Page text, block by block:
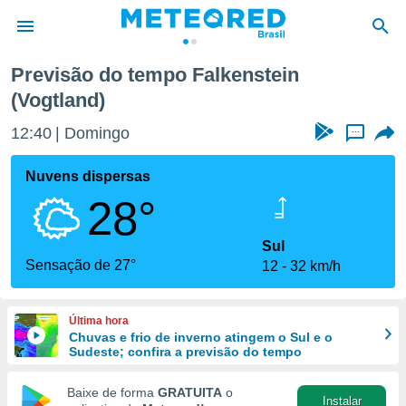
da
por
para
fornecidas
e
forma
Previsão do tempo Falkenstein
(Vogtland)
12:40 Domingo ...
Nuvens dispersas
28°
Sensação de 27°
Sul
12
32 km/h
Última hora
Chuvas e frio de inverno atingem o Sul e o
Sudeste; confira a previsão do tempo
Baixe de forma GRATUITA o
Instalar